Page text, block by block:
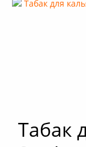
Кальяны
Табак